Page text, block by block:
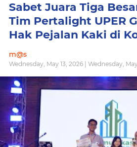
Sabet Juara Tiga
Tim Pertalight UPER
Hak Pejalan Kaki di
m@s
Wednesday, May 13, 2026 | Wednesday,